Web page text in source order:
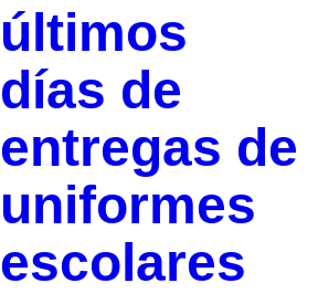
últimos
días de
entregas de
uniformes
escolares